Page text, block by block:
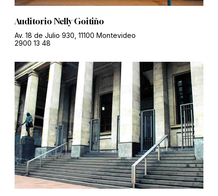
Auditorio Nelly Goitiño
Av. 18 de Julio 930, 11100 Montevideo
2900 13 48